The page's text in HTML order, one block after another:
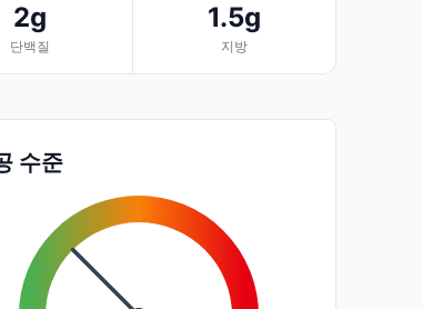
2g
단백질
1.5g
지방
수준